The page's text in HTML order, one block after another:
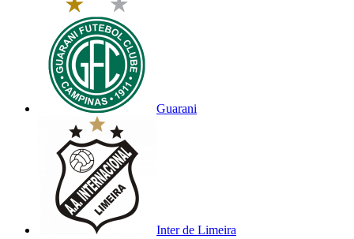
Guarani
Inter de Limeira